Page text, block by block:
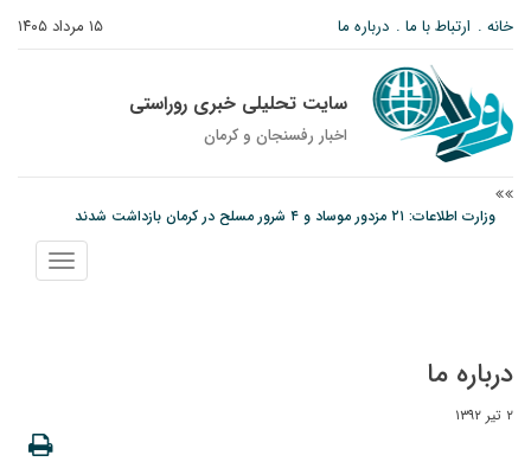
۱۵ مرداد ۱۴۰۵ خانه ارتباط با ما درباره ما
سایت تحلیلی خبری روراستی
اخبار رفسنجان و كرمان
وزارت اطلاعات: ۲۱ مزدور موساد و ۴ شرور مسلح در کرمان بازداشت شدند
دادستان رفسنجان: رفع مشکلات ایستگاه راه‌آهن احمدآباد با قید فوریت پیگیرینمایش
منو
درباره ما
۲ تیر ۱۳۹۲